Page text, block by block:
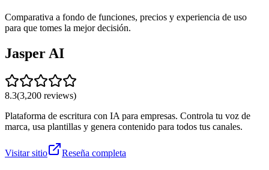
Comparativa a fondo de funciones, precios y experiencia de uso
para que tomes la mejor decisión.
Jasper AI
8.3(3,200 reviews)
Plataforma de escritura con IA para empresas. Controla tu voz de
marca, usa plantillas y genera contenido para todos tus canales.
Visitar sitio Reseña completa